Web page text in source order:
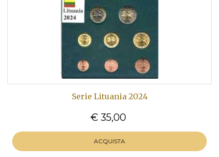
Serie Lituania 2024
€ 35,00
ACQUISTA